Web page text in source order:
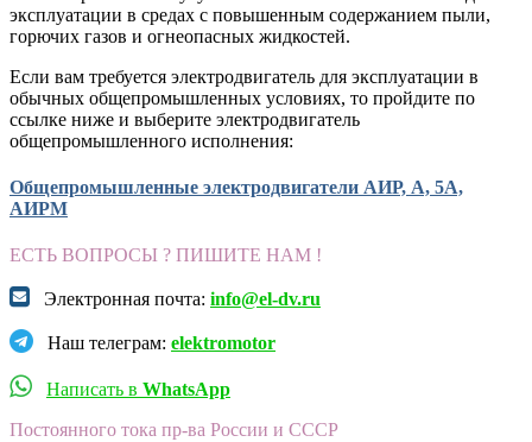
эксплуатации в средах с повышенным содержанием пыли,
горючих газов и огнеопасных жидкостей.
Если вам требуется электродвигатель для эксплуатации в
обычных общепромышленных условиях, то пройдите по
ссылке ниже и выберите электродвигатель
общепромышленного исполнения:
Общепромышленные электродвигатели АИР, А, 5А,
АИРМ
ЕСТЬ ВОПРОСЫ ? ПИШИТЕ НАМ !
Электронная почта: info@el-dv.ru
Наш телеграм: elektromotor
Написать в WhatsApp
Постоянного тока пр-ва России и СССР